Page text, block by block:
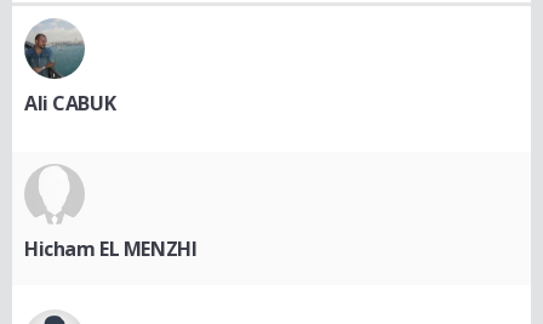
Ali CABUK
Hicham EL MENZHI